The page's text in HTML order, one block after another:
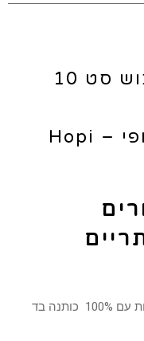
המלאי נגמר ניתן לרכוש סט 10
טיפול בעזרת נרות הופי – Hopi
נרות הדבורים שלנו עשבי תיבול הם עשויות עם 100% כותנה בד